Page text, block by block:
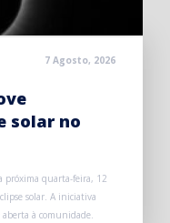
7 Agosto, 2026
solar no
próxima quarta-feira, 12
solar. A iniciativa
à comunidade.